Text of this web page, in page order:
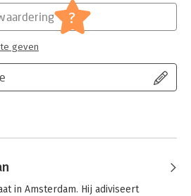
eigendom - Naburige
?
geven
in Amsterdam. Hij adiviseert